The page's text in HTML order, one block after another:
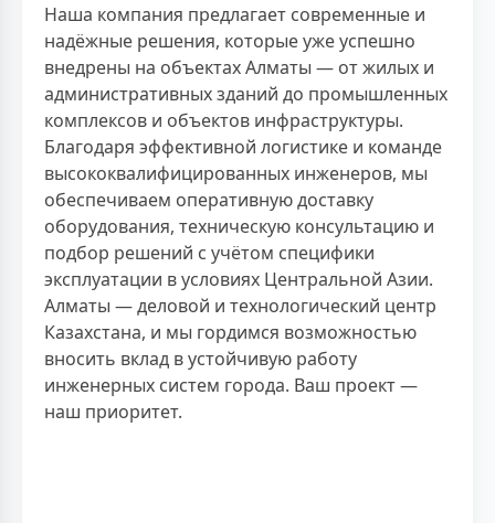
Наша компания предлагает современные и
надёжные решения, которые уже успешно
внедрены на объектах Алматы — от жилых и
административных зданий до промышленных
комплексов и объектов инфраструктуры.
Благодаря эффективной логистике и команде
высококвалифицированных инженеров, мы
обеспечиваем оперативную доставку
оборудования, техническую консультацию и
подбор решений с учётом специфики
эксплуатации в условиях Центральной Азии.
Алматы — деловой и технологический центр
Казахстана, и мы гордимся возможностью
вносить вклад в устойчивую работу
инженерных систем города. Ваш проект —
наш приоритет.